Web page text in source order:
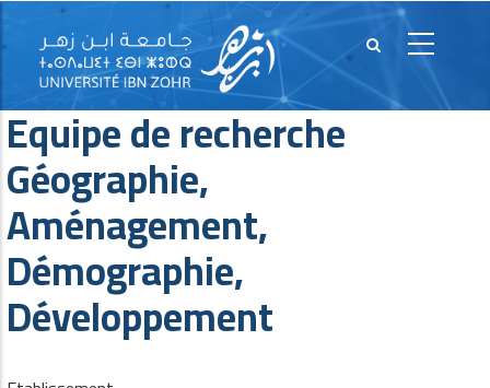
Equipe de recherche
Géographie,
Aménagement,
Démographie,
Développement